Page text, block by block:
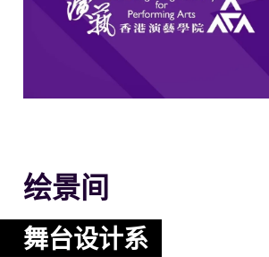
绘景间
舞台设计系